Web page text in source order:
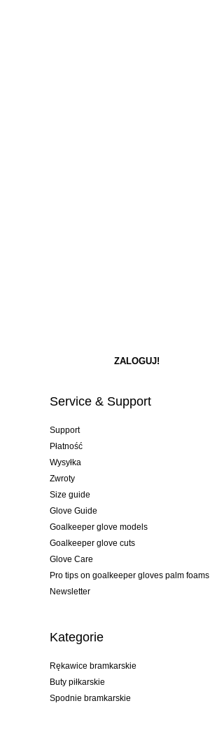
Service & Support
Support
Płatność
Wysyłka
Zwroty
Size guide
Glove Guide
Goalkeeper glove models
Goalkeeper glove cuts
Glove Care
Pro tips on goalkeeper gloves palm foams
Newsletter
Kategorie
Rękawice bramkarskie
Buty piłkarskie
Spodnie bramkarskie